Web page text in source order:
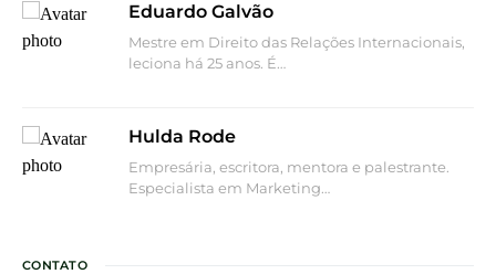
Eduardo Galvão
Mestre em Direito das Relações Internacionais,
leciona há 25 anos. É…
Hulda Rode
Empresária, escritora, mentora e palestrante.
Especialista em Marketing…
CONTATO